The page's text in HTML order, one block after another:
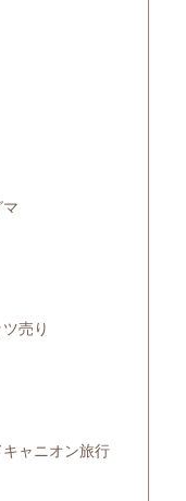
売り
ャニオン旅行